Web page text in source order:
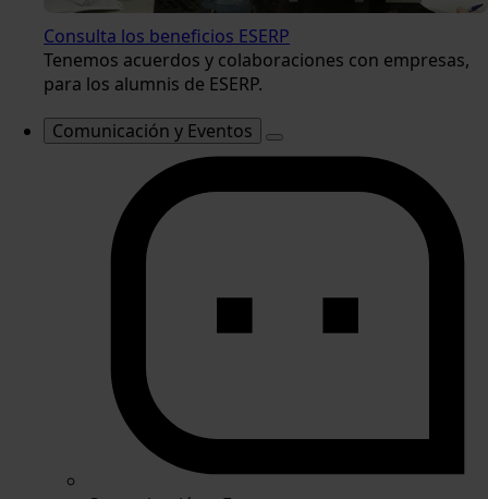
Consulta los beneficios ESERP
Tenemos acuerdos y colaboraciones con empresas,
para los alumnis de ESERP.
Comunicación y Eventos